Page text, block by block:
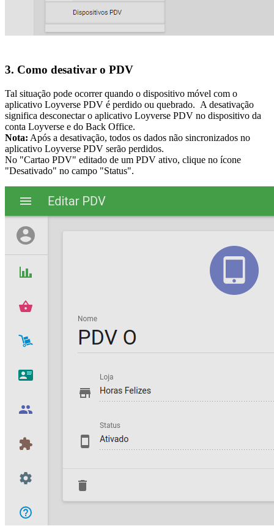
3. Como desativar o PDV
Tal situação pode ocorrer quando o dispositivo móvel com o
aplicativo Loyverse PDV é perdido ou quebrado. A desativação
significa desconectar o aplicativo Loyverse PDV no dispositivo da
conta Loyverse e do Back Office.
Nota: Após a desativação, todos os dados não sincronizados no
aplicativo Loyverse PDV serão perdidos.
No "Cartao PDV" editado de um PDV ativo, clique no ícone
"Desativado" no campo "Status".